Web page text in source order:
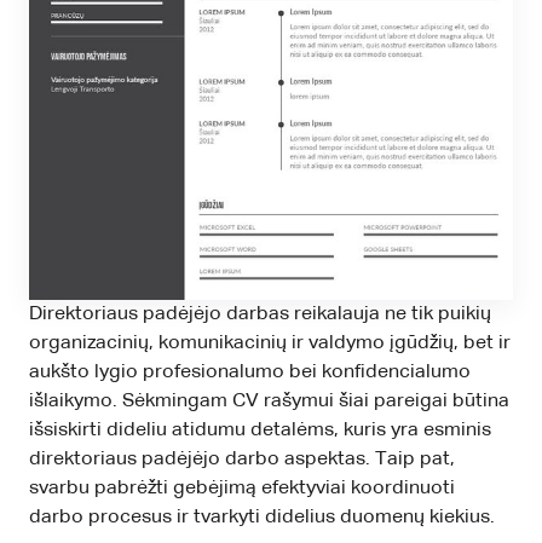
Direktoriaus padėjėjo darbas reikalauja ne tik puikių
organizacinių, komunikacinių ir valdymo įgūdžių, bet ir
aukšto lygio profesionalumo bei konfidencialumo
išlaikymo. Sėkmingam CV rašymui šiai pareigai būtina
išsiskirti dideliu atidumu detalėms, kuris yra esminis
direktoriaus padėjėjo darbo aspektas. Taip pat,
svarbu pabrėžti gebėjimą efektyviai koordinuoti
darbo procesus ir tvarkyti didelius duomenų kiekius.